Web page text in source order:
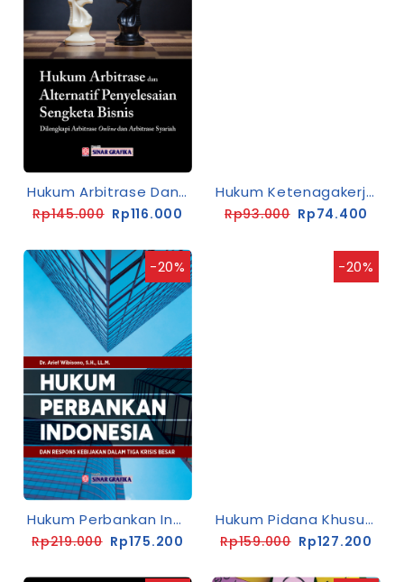
Hukum Arbitrase Dan Alternatif Penyelesaian Sengketa (Dilengkapi Arbitrase Online Dan Arbitrase Syariah) Edisi Kedua
Rp145.000 Rp116.000
Hukum Ketenagakerjaan
Rp93.000 Rp74.400
-20%
Hukum Perbankan Indonesia Dan Respons Kebijakan Dalam 3 Krisis Besar
Rp219.000 Rp175.200
-20%
Hukum Pidana Khusus Dalam KUHP Nasional
Rp159.000 Rp127.200